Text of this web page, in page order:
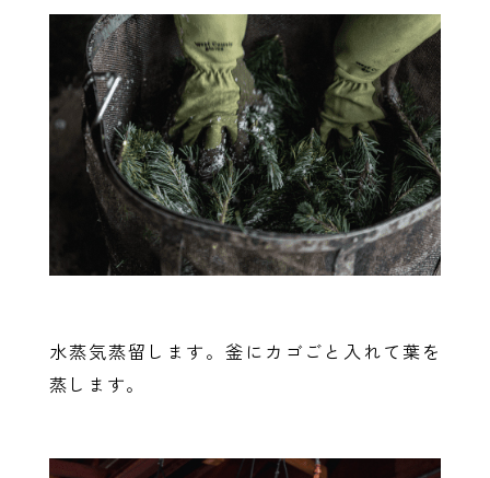
水蒸気蒸留します。釜にカゴごと入れて葉を
蒸します。